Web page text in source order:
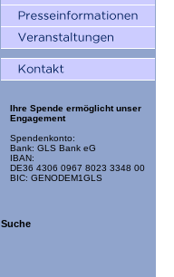
Ihre Spende ermöglicht unser
Engagement
Spendenkonto:
Bank: GLS Bank eG
IBAN:
DE36 4306 0967 8023 3348 00
BIC: GENODEM1GLS
Suche